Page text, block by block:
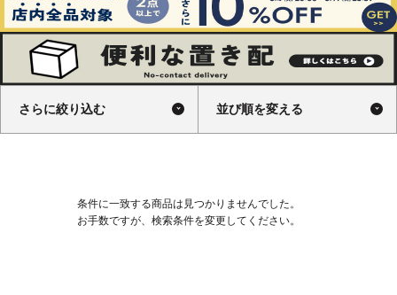
さらに絞り込む 並び順を変える
条件に一致する商品は見つかりませんでした。
お手数ですが、検索条件を変更してください。